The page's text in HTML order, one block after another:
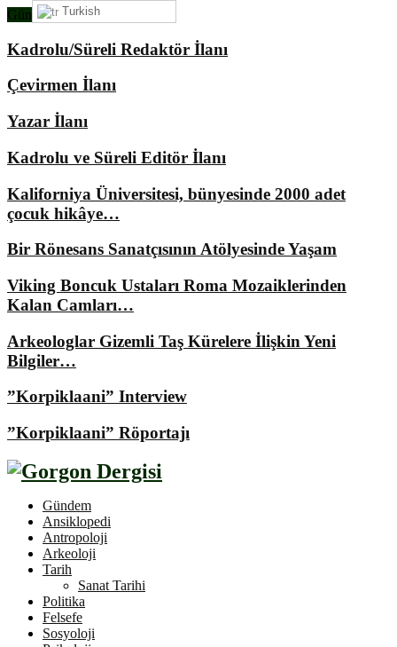
Gündemimizde Ne Var?
Kadrolu/Süreli Redaktör İlanı
Çevirmen İlanı
Yazar İlanı
Kadrolu ve Süreli Editör İlanı
Kaliforniya Üniversitesi, bünyesinde 2000 adet
çocuk hikâye…
Bir Rönesans Sanatçısının Atölyesinde Yaşam
Viking Boncuk Ustaları Roma Mozaiklerinden
Kalan Camları…
Arkeologlar Gizemli Taş Kürelere İlişkin Yeni
Bilgiler…
”Korpiklaani” Interview
”Korpiklaani” Röportajı
Gündem
Ansiklopedi
Antropoloji
Arkeoloji
Tarih
Sanat Tarihi
Politika
Felsefe
Sosyoloji
Turkish